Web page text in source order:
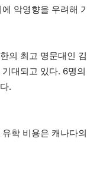
악영향을 우려해
의 최고 명문대인
대되고 있다. 6명
.
학 비용은 캐나다